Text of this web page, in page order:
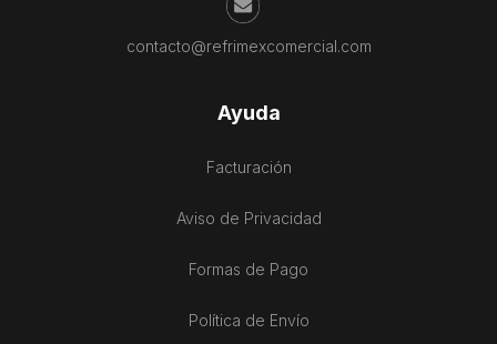
contacto@refrimexcomercial.com
Ayuda
Facturación
Aviso de Privacidad
Formas de Pago
Política de Envío